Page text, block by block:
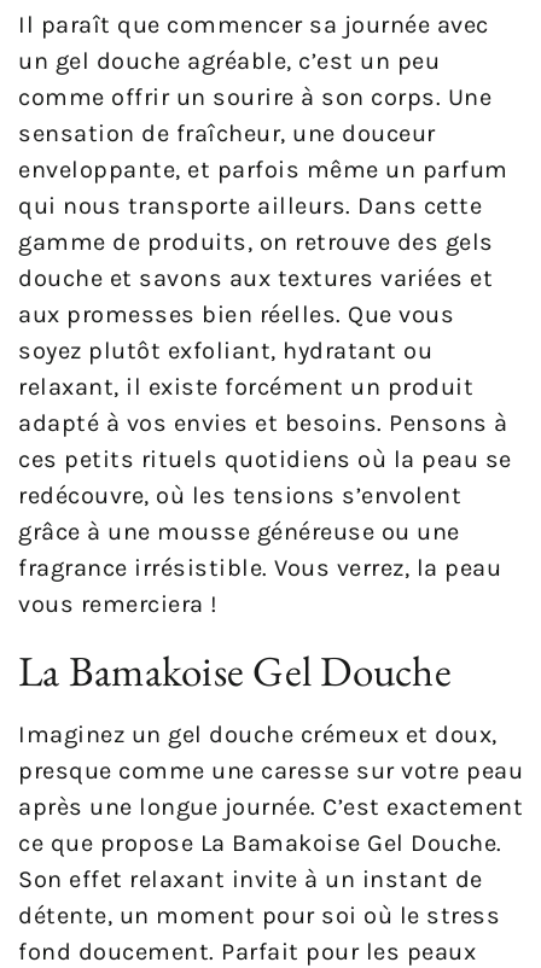
Il paraît que commencer sa journée avec
un gel douche agréable, c’est un peu
comme offrir un sourire à son corps. Une
sensation de fraîcheur, une douceur
enveloppante, et parfois même un parfum
qui nous transporte ailleurs. Dans cette
gamme de produits, on retrouve des gels
douche et savons aux textures variées et
aux promesses bien réelles. Que vous
soyez plutôt exfoliant, hydratant ou
relaxant, il existe forcément un produit
adapté à vos envies et besoins. Pensons à
ces petits rituels quotidiens où la peau se
redécouvre, où les tensions s’envolent
grâce à une mousse généreuse ou une
fragrance irrésistible. Vous verrez, la peau
vous remerciera !
La Bamakoise Gel Douche
Imaginez un gel douche crémeux et doux,
presque comme une caresse sur votre peau
après une longue journée. C’est exactement
ce que propose La Bamakoise Gel Douche.
Son effet relaxant invite à un instant de
détente, un moment pour soi où le stress
fond doucement. Parfait pour les peaux